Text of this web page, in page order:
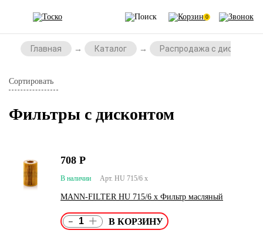
0
Главная Каталог Распродажа с дисконтом
Сортировать
Фильтры с дисконтом
Арт. HU 715/6 x
В наличии
MANN-FILTER HU 715/6 x Фильтр масляный
708 Р
- +